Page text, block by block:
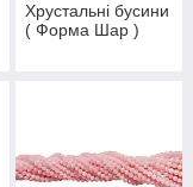
Хрустальні бусини
( Форма Шар )